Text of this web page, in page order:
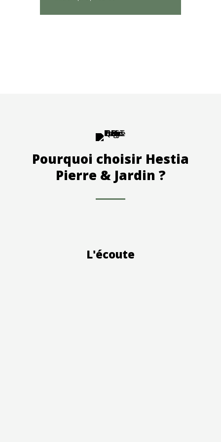
Pourquoi choisir Hestia
Pierre & Jardin ?
L'écoute